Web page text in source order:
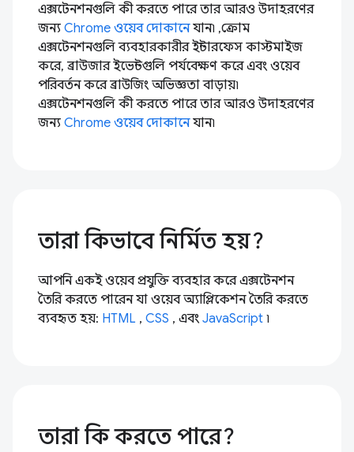
এক্সটেনশনগুলি কী করতে পারে তার আরও উদাহরণের
জন্য Chrome ওয়েব দোকানেযান৷ ,ক্রোম
এক্সটেনশনগুলি ব্যবহারকারীর ইন্টারফেস কাস্টমাইজ
করে, ব্রাউজার ইভেন্টগুলি পর্যবেক্ষণ করে এবং ওয়েব
পরিবর্তন করে ব্রাউজিং অভিজ্ঞতা বাড়ায়৷
এক্সটেনশনগুলি কী করতে পারে তার আরও উদাহরণের
জন্য Chrome ওয়েব দোকানেযান৷
তারা কিভাবে নির্মিত হয়?
আপনি একই ওয়েব প্রযুক্তি ব্যবহার করে এক্সটেনশন
তৈরি করতে পারেন যা ওয়েব অ্যাপ্লিকেশন তৈরি করতে
ব্যবহৃত হয়: HTML , CSS , এবং JavaScript ৷
তারা কি করতে পারে?